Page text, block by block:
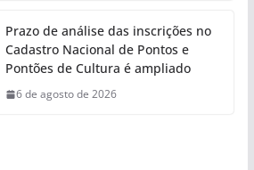
Prazo de análise das inscrições no
Cadastro Nacional de Pontos e
Pontões de Cultura é ampliado
6 de agosto de 2026